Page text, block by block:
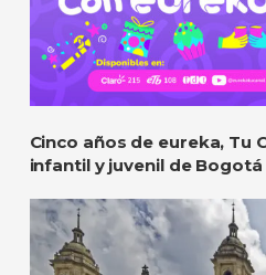
Cinco años de eureka, Tu
infantil y juvenil de Bogotá